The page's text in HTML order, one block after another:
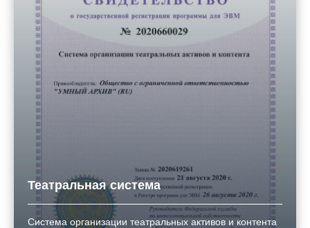
Театральная система
Система организации театральных активов и контента